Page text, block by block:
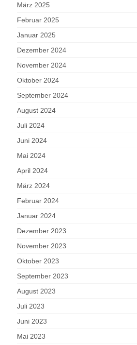
März 2025
Februar 2025
Januar 2025
Dezember 2024
November 2024
Oktober 2024
September 2024
August 2024
Juli 2024
Juni 2024
Mai 2024
April 2024
März 2024
Februar 2024
Januar 2024
Dezember 2023
November 2023
Oktober 2023
September 2023
August 2023
Juli 2023
Juni 2023
Mai 2023